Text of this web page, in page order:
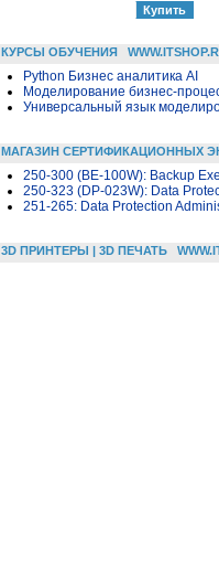
КУРСЫ ОБУЧЕНИЯ
Python Бизнес аналитика AI
Моделирование бизнес-
Универсальный язык
МАГАЗИН СЕРТИФИКАЦИОННЫХ
250-300 (BE-100W): Backup
250-323 (DP-023W): Data
251-265: Data Protection
3D ПРИНТЕРЫ | 3D ПЕЧАТЬ